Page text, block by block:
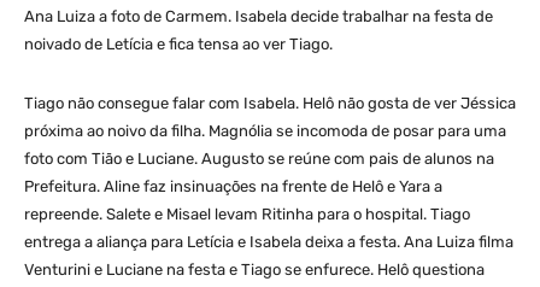
Ana Luiza a foto de Carmem. Isabela decide trabalhar na festa de
noivado de Letícia e fica tensa ao ver Tiago.
Tiago não consegue falar com Isabela. Helô não gosta de ver Jéssica
próxima ao noivo da filha. Magnólia se incomoda de posar para uma
foto com Tião e Luciane. Augusto se reúne com pais de alunos na
Prefeitura. Aline faz insinuações na frente de Helô e Yara a
repreende. Salete e Misael levam Ritinha para o hospital. Tiago
entrega a aliança para Letícia e Isabela deixa a festa. Ana Luiza filma
Venturini e Luciane na festa e Tiago se enfurece. Helô questiona